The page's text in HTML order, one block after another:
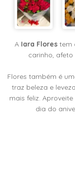
PARA
ELES
PRESENTES
TIPOS
DE
FLORES
A Iara Florestem
carinho,
Flores também é
traz beleza e
mais feliz.
dia do